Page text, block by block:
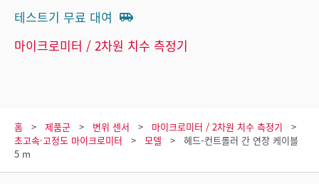
테스트기 무료 대여
마이크로미터 / 2차원 치수 측정기
홈 제품군 변위 센서
마이크로미터 / 2차원 치수 측정기
초고속·고정도 마이크로미터
모델
헤드-컨트롤러 간 연장 케이블
5 m